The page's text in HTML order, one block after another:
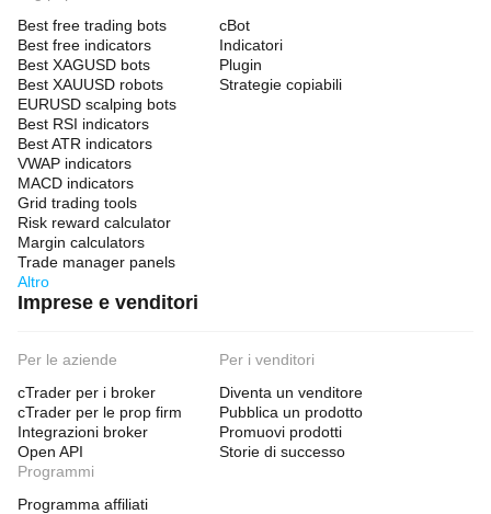
Best free trading bots
Best free indicators
Best XAGUSD bots
Best XAUUSD robots
EURUSD scalping bots
Best RSI indicators
Best ATR indicators
VWAP indicators
MACD indicators
Grid trading tools
Risk reward calculator
Margin calculators
Trade manager panels
Altro
cBot
Indicatori
Plugin
Strategie copiabili
Imprese e venditori
Per le aziende
cTrader per i broker
cTrader per le prop firm
Integrazioni broker
Open API
Per i venditori
Diventa un venditore
Pubblica un prodotto
Promuovi prodotti
Storie di successo
Programmi
Programma affiliati